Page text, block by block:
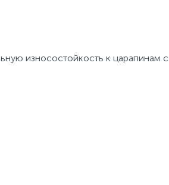
износостойкость к царапинам с